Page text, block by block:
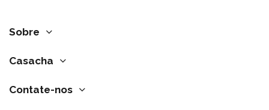
Sobre
Casacha
Contate-nos